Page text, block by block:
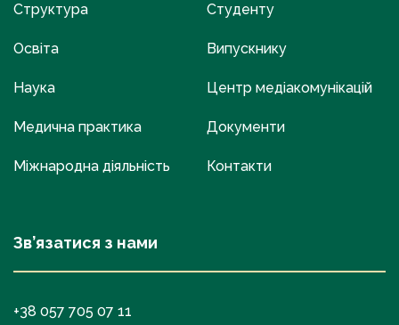
Структура
Освіта
Наука
Медична практика
Міжнародна діяльність
Студенту
Випускнику
Центр медіакомунікацій
Документи
Контакти
Зв’язатися з нами
+38 057 705 07 11